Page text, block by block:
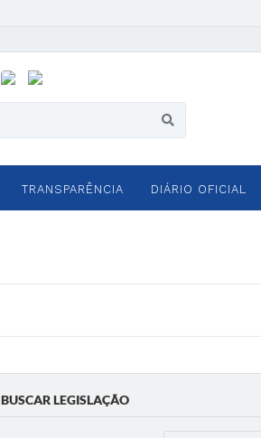
TRANSPARÊNCIA DIÁRIO OFICIAL
BUSCAR LEGISLAÇÃO